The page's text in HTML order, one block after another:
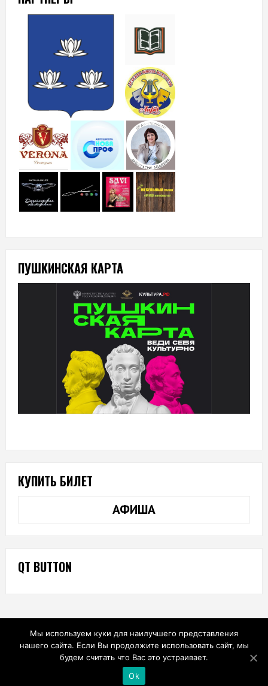
ПУШКИНСКАЯ КАРТА
КУПИТЬ БИЛЕТ
АФИША
QT BUTTON
Мы используем куки для наилучшего представления
нашего сайта. Если Вы продолжите использовать сайт, мы
будем считать что Вас это устраивает.
Ok